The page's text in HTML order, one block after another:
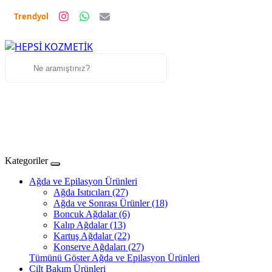
Trendyol
Kategoriler
Ağda ve Epilasyon Ürünleri
Ağda Isıtıcıları (27)
Ağda ve Sonrası Ürünler (18)
Boncuk Ağdalar (6)
Kalıp Ağdalar (13)
Kartuş Ağdalar (22)
Konserve Ağdaları (27)
Tümünü Göster Ağda ve Epilasyon Ürünleri
Cilt Bakım Ürünleri